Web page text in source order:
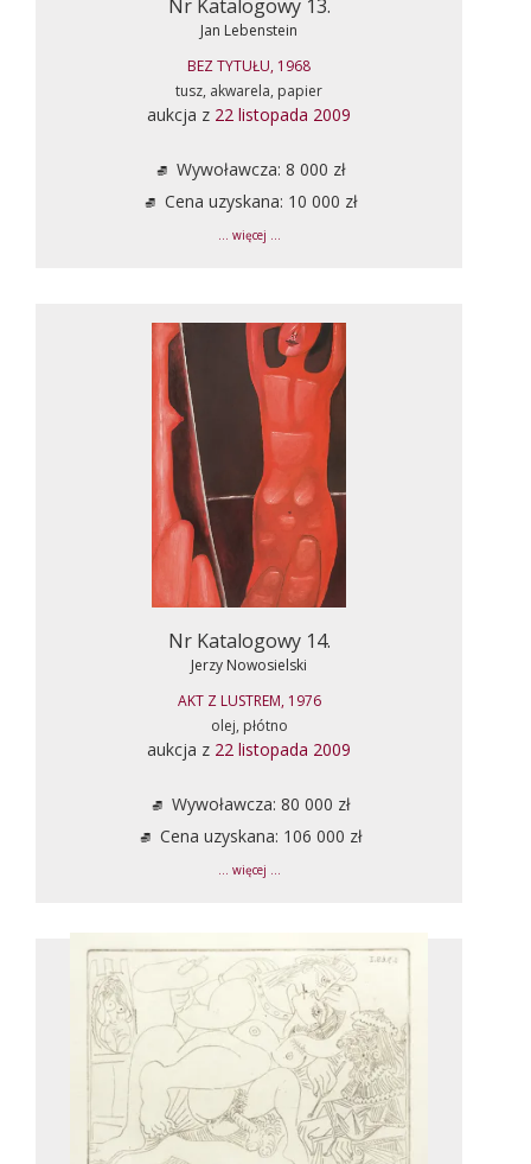
Nr Katalogowy 13.
Jan Lebenstein
BEZ TYTUŁU, 1968
tusz, akwarela, papier
aukcja z 22 listopada 2009
Wywoławcza: 8 000 zł
Cena uzyskana: 10 000 zł
... więcej ...
Nr Katalogowy 14.
Jerzy Nowosielski
AKT Z LUSTREM, 1976
olej, płótno
aukcja z 22 listopada 2009
Wywoławcza: 80 000 zł
Cena uzyskana: 106 000 zł
... więcej ...